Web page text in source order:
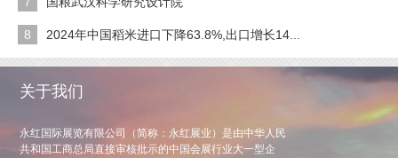
8 2024年中国稻米进口下降63.8%,出口增长14...
关于我们
永红国际展览有限公司（简称：永红展业）是由中华人民
共和国工商总局直接审核批示的中国会展行业大一型企